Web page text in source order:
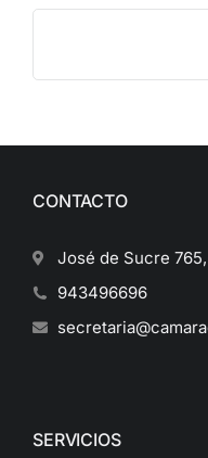
CONTACTO
José de Sucre
943496696
SERVICIOS